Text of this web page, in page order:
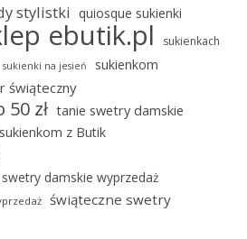
stylistki quiosque sukienki
ebutik.pl sukienkach
sukienki na jesień sukienkom
świąteczny
zł tanie swetry damskie
z Butik
damskie wyprzedaż
świąteczne swetry